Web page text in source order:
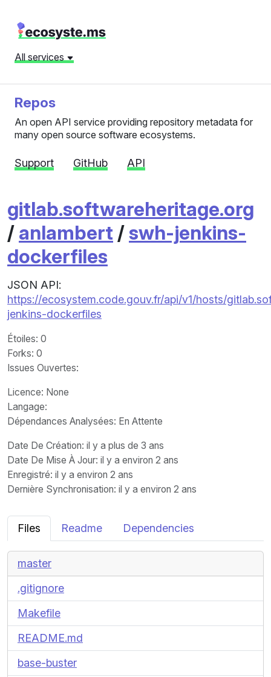
All services
Repos
An open API service providing repository metadata for
many open source software ecosystems.
Support GitHub API
gitlab.softwareheritage.org
/ anlambert /swh-jenkins-
dockerfiles
JSON API:
https://ecosystem.code.gouv.fr/api/v1/hosts/
jenkins-dockerfiles
Étoiles: 0
Forks: 0
Issues Ouvertes:
Licence: None
Langage:
Dépendances Analysées: En Attente
Date De Création: il y a plus de 3 ans
Date De Mise À Jour: il y a environ 2 ans
Enregistré: il y a environ 2 ans
Dernière Synchronisation: il y a environ 2 ans
Files Readme Dependencies
master
.gitignore
Makefile
README.md
base-buster